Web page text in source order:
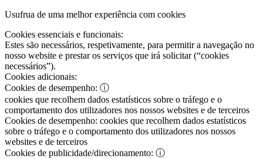
Usufrua de uma melhor experiência com cookies
Cookies essenciais e funcionais:
Estes são necessários, respetivamente, para permitir a navegação no
nosso website e prestar os serviços que irá solicitar (“cookies
necessários”).
Cookies adicionais:
Cookies de desempenho: ⓘ
cookies que recolhem dados estatísticos sobre o tráfego e o
comportamento dos utilizadores nos nossos websites e de terceiros
Cookies de desempenho: cookies que recolhem dados estatísticos
sobre o tráfego e o comportamento dos utilizadores nos nossos
websites e de terceiros
Cookies de publicidade/direcionamento: ⓘ